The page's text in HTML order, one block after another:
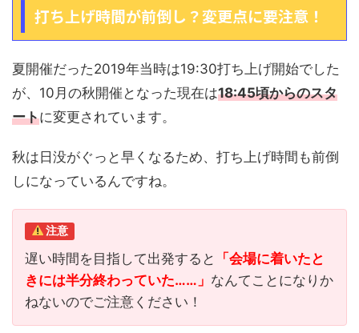
打ち上げ時間が前倒し？変更点に要注意！
夏開催だった2019年当時は19:30打ち上げ開始でした
が、10月の秋開催となった現在は18:45頃からのスタ
ートに変更されています。
秋は日没がぐっと早くなるため、打ち上げ時間も前倒
しになっているんですね。
注意
遅い時間を目指して出発すると
「会場に着いたと
きには半分終わっていた……」 なんてことになりか
ねないのでご注意ください！